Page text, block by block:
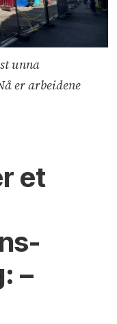
unna
er arbeidene
et
–